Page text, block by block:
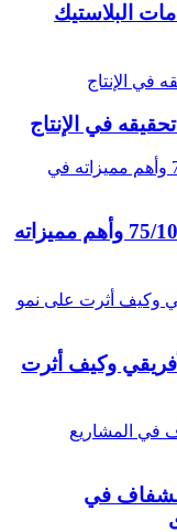
البلاستيك
في الإنتاج
مقارنة بين أفضل أنواع بي في سي 75/100 وأهم مميزاته
وكيف أثرت
استخدام بي في سي 75/100 الشفاف في